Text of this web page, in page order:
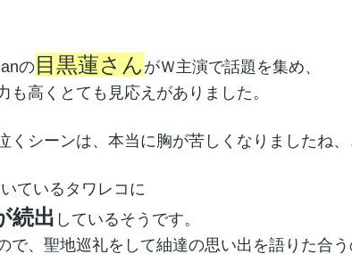
の 目黒蓮さん がＷ主演で話題を集め、
高くとても見応えがありました。
くシーンは、本当に胸が苦しくなりましたね、
ているタワレコに
続出 しているそうです。
で、聖地巡礼をして紬達の思い出を語りた合う